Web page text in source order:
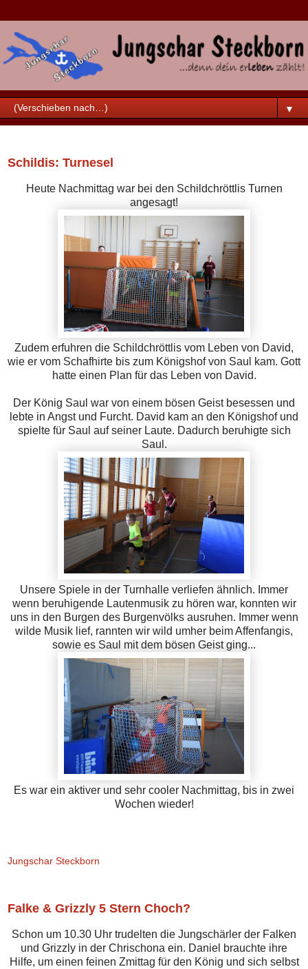
▼
Schildis: Turnesel
Heute Nachmittag war bei den Schildchröttlis Turnen
angesagt!
Zudem erfuhren die Schildchröttlis vom Leben von David,
wie er vom Schafhirte bis zum Königshof von Saul kam. Gott
hatte einen Plan für das Leben von David.
Der König Saul war von einem bösen Geist besessen und
lebte in Angst und Furcht. David kam an den Königshof und
spielte für Saul auf seiner Laute. Dadurch beruhigte sich
Saul.
Unsere Spiele in der Turnhalle verliefen ähnlich. Immer
wenn beruhigende Lautenmusik zu hören war, konnten wir
uns in den Burgen des Burgenvölks ausruhen. Immer wenn
wilde Musik lief, rannten wir wild umher beim Affenfangis,
sowie es Saul mit dem bösen Geist ging...
Es war ein aktiver und sehr cooler Nachmittag, bis in zwei
Wochen wieder!
Jungschar Steckborn
Falke & Grizzly 5 Stern Choch?
Schon um 10.30 Uhr trudelten die Jungschärler der Falken
und Grizzly in der Chrischona ein. Daniel brauchte ihre
Hilfe, um einen feinen Zmittag für den König und sich selbst